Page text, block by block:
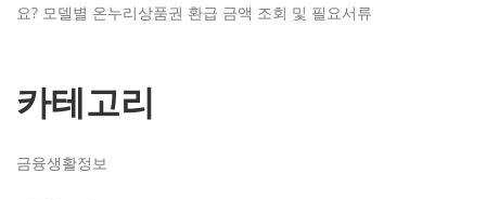
요? 모델별 온누리상품권 환급 금액 조회 및 필요서류
카테고리
금융생활정보